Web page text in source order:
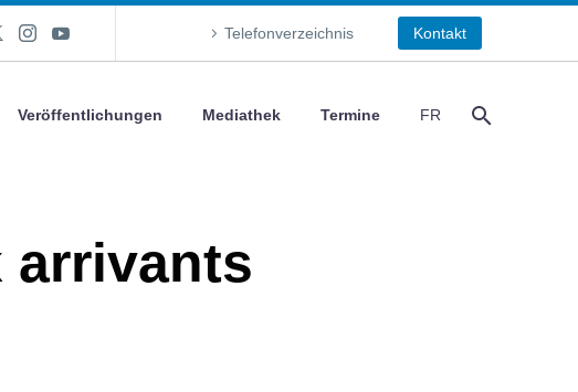
Telefonverzeichnis Kontakt
Veröffentlichungen Mediathek Termine FR
arrivants